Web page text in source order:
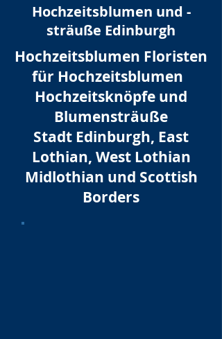
Hochzeitsblumen und -
sträuße Edinburgh
Hochzeitsblumen Floristen
für Hochzeitsblumen
Hochzeitsknöpfe und
Blumensträuße
Stadt Edinburgh, East
Lothian, West Lothian
Midlothian und Scottish
Borders